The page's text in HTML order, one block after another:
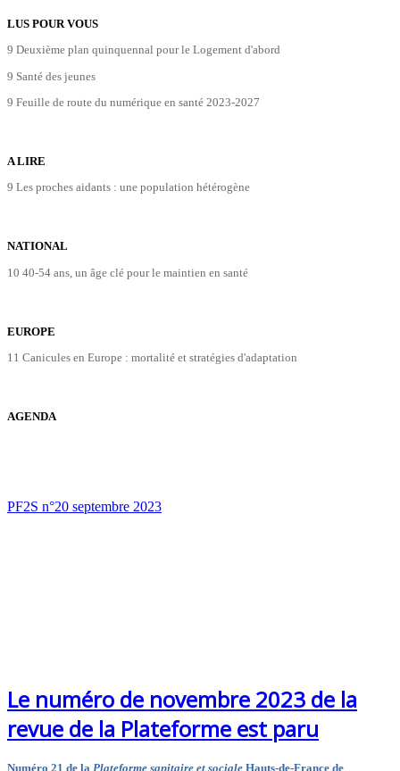
LUS POUR VOUS
9 Deuxième plan quinquennal pour le Logement d'abord
9 Santé des jeunes
9 Feuille de route du numérique en santé 2023-2027
A LIRE
9 Les proches aidants : une population hétérogène
NATIONAL
10 40-54 ans, un âge clé pour le maintien en santé
EUROPE
11 Canicules en Europe : mortalité et stratégies d'adaptation
AGENDA
PF2S n°20 septembre 2023
Le numéro de novembre 2023 de la
revue de la Plateforme est paru
Numéro 21 de la Plateforme sanitaire et sociale Hauts-de-France de